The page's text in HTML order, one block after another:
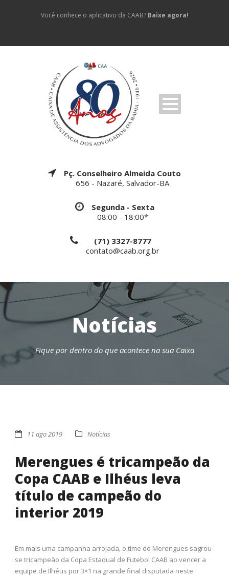
Você conhece o aplicativo da CAAB? Baixe agora!
Pç. Conselheiro Almeida Couto
656 - Nazaré, Salvador-BA
Segunda - Sexta
08:00 - 18:00*
(71) 3327-8777
contato@caab.org.br
Notícias
Fique por dentro do que acontece na sua Caixa
11 ago 2019 Notícias
Merengues é tricampeão da
Copa CAAB e Ilhéus leva
título de campeão do
interior 2019
Em mais uma campanha arrojada, o time do Merengues sagrou-
se tricampeão da Copa Estadual de Futebol CAAB ao vencer a
equipe de Ilhéus por 3×1 na grande final disputada neste